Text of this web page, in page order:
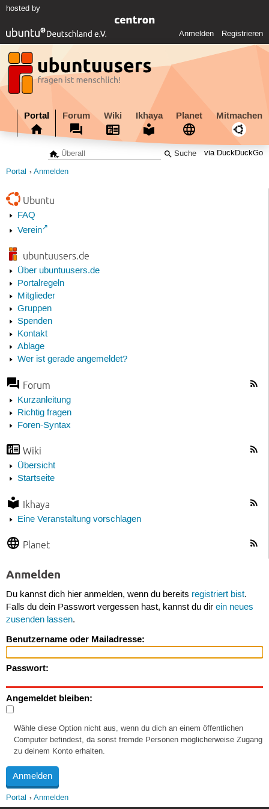
hosted by
Anmelden Registrieren
Portal Forum Wiki Ikhaya Planet Mitmachen
via DuckDuckGo
Portal Anmelden
Ubuntu
FAQ
Verein
ubuntuusers.de
Über ubuntuusers.de
Portalregeln
Mitglieder
Gruppen
Spenden
Kontakt
Ablage
Wer ist gerade angemeldet?
Forum
Kurzanleitung
Richtig fragen
Foren-Syntax
Wiki
Übersicht
Startseite
Ikhaya
Eine Veranstaltung vorschlagen
Planet
Anmelden
Du kannst dich hier anmelden, wenn du bereits registriert bist.
Falls du dein Passwort vergessen hast, kannst du dir ein neues
zusenden lassen.
Benutzername oder Mailadresse:
Passwort:
Angemeldet bleiben:
Wähle diese Option nicht aus, wenn du dich an einem öffentlichen
Computer befindest, da sonst fremde Personen möglicherweise Zugang
zu deinem Konto erhalten.
Portal Anmelden